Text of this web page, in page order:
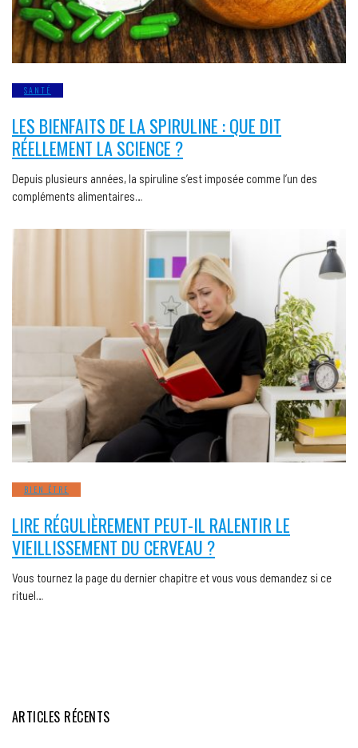
SANTÉ
LES BIENFAITS DE LA SPIRULINE : QUE DIT
RÉELLEMENT LA SCIENCE ?
Depuis plusieurs années, la spiruline s’est imposée comme l’un des
compléments alimentaires…
BIEN ÊTRE
LIRE RÉGULIÈREMENT PEUT-IL RALENTIR LE
VIEILLISSEMENT DU CERVEAU ?
Vous tournez la page du dernier chapitre et vous vous demandez si ce
rituel…
ARTICLES RÉCENTS